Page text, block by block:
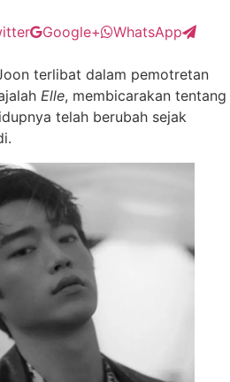
Google+
WhatsApp
terlibat dalam pemotretan
Elle, membicarakan tentang
telah berubah sejak